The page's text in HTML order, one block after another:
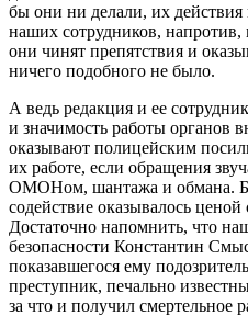
бы они ни делали, их действия
наших сотрудников,
они чинят препятствия и
ничего подобного не было.
А ведь редакция и ее
и значимость работы органов
оказывают полицейским
их работе, если обращения
ОМОНом, шантажа и обмана.
содействие оказывалось
Достаточно напомнить, что
безопасности Константин
показавшегося ему
преступник, печально
за что и получил смертельное